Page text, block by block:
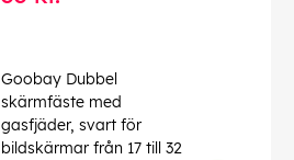
Goobay Dubbel
skärmfäste med
gasfjäder, svart för
bildskärmar från 17 till 32